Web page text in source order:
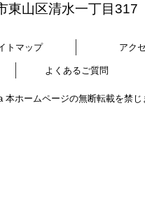
東山区清水一丁目317
トマップ アク
よくあるご質問
本ホームページの無断転載を禁じ